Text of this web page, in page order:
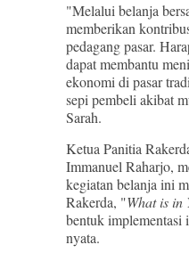
"Melalui belanja
memberikan
pedagang pasar.
dapat membantu
ekonomi di pasar
sepi pembeli akibat
Sarah.
Ketua Panitia
Immanuel Raharjo,
kegiatan belanja ini
Rakerda, "What is in
bentuk implementasi
nyata.